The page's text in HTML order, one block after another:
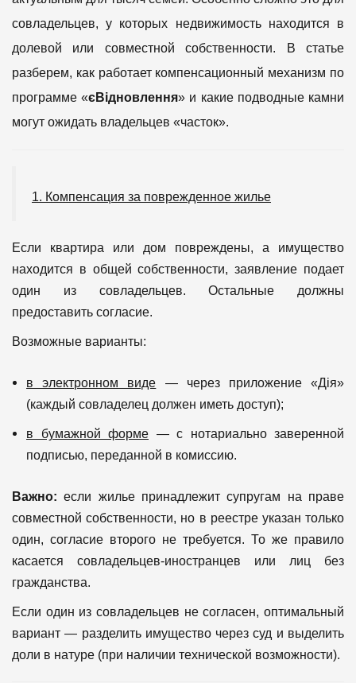
совладельцев, у которых недвижимость находится в
долевой или совместной собственности. В статье
разберем, как работает компенсационный механизм по
программе «єВідновлення» и какие подводные камни
могут ожидать владельцев «часток».
1. Компенсация за поврежденное жилье
Если квартира или дом повреждены, а имущество
находится в общей собственности, заявление подает
один из совладельцев. Остальные должны
предоставить согласие.
Возможные варианты:
в электронном виде — через приложение «Дія»
(каждый совладелец должен иметь доступ);
в бумажной форме — с нотариально заверенной
подписью, переданной в комиссию.
Важно: если жилье принадлежит супругам на праве
совместной собственности, но в реестре указан только
один, согласие второго не требуется. То же правило
касается совладельцев-иностранцев или лиц без
гражданства.
Если один из совладельцев не согласен, оптимальный
вариант — разделить имущество через суд и выделить
доли в натуре (при наличии технической возможности).